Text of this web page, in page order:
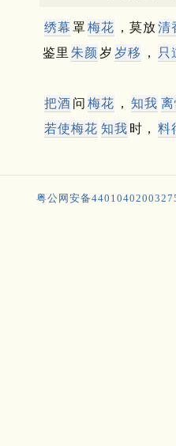
绣幕 罩梅花 ，莫放清
鉴里 朱颜岁 岁移 ， 只
把酒 问 梅花 ， 知我
若使梅花 知我 时， 料
粤公网安备